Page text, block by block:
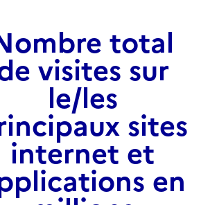
total
visites sur
le/les
sites
internet et
en